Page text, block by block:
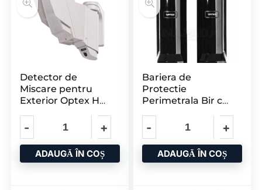
Detector de
Miscare pentru
Exterior Optex HX-
Acoperire
ADAUGĂ ÎN COȘ
Bariera de
Protectie
Perimetrala Bir cu
Exterior, IP65,
ADAUGĂ ÎN COȘ